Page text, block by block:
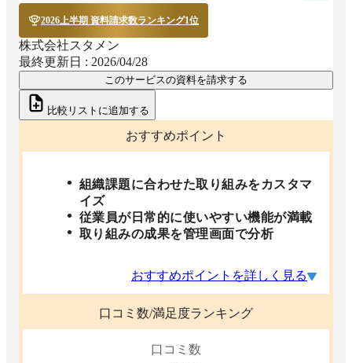
2026上半期 資料請求数ランキング1位
株式会社スタメン
最終更新日 : 2026/04/28
このサービスの資料を請求する
比較リストに追加する
おすすめポイント
組織課題に合わせた取り組みをカスタマ
イズ
従業員が日常的に使いやすい機能が満載
取り組みの成果を管理画面で分析
おすすめポイントを詳しく見る
口コミ数/満足度ランキング
口コミ数